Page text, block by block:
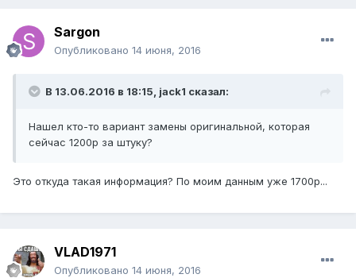
Sargon
Опубликовано 14 июня, 2016
В 13.06.2016 в 18:15, jack1 сказал:
Нашел кто-то вариант замены оригинальной, которая
сейчас 1200р за штуку?
Это откуда такая информация? По моим данным уже 1700р...
VLAD1971
Опубликовано 14 июня, 2016